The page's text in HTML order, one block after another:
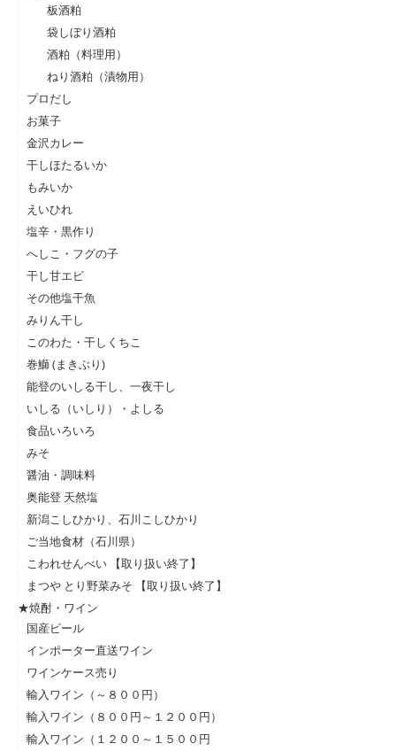
板酒粕
袋しぼり酒粕
酒粕（料理用）
ねり酒粕（漬物用）
プロだし
お菓子
金沢カレー
干しほたるいか
もみいか
えいひれ
塩辛・黒作り
へしこ・フグの子
干し甘エビ
その他塩干魚
みりん干し
このわた・干しくちこ
巻鰤 (まきぶり)
能登のいしる干し、一夜干し
いしる（いしり）・よしる
食品いろいろ
みそ
醤油・調味料
奥能登 天然塩
新潟こしひかり、石川こしひかり
ご当地食材（石川県）
こわれせんべい 【取り扱い終了】
まつや とり野菜みそ 【取り扱い終了】
★焼酎・ワイン
国産ビール
インポーター直送ワイン
ワインケース売り
輸入ワイン（～８００円）
輸入ワイン（８００円～１２００円）
輸入ワイン（１２００～１５００円